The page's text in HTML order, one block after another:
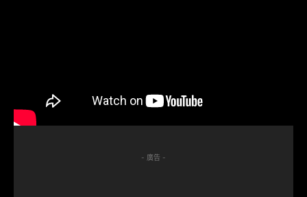
- 廣告 -